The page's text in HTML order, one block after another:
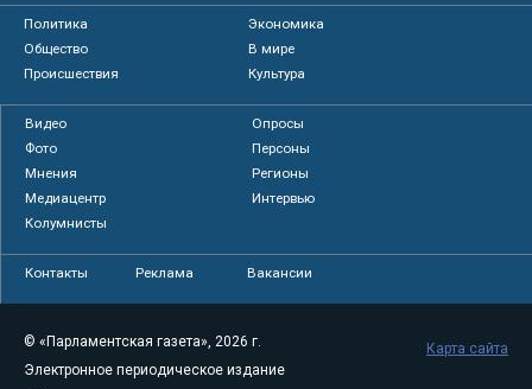
Политика
Экономика
Общество
В мире
Происшествия
Культура
Видео
Опросы
Фото
Персоны
Мнения
Регионы
Медиацентр
Интервью
Колумнисты
Контакты Реклама Вакансии
© «Парламентская газета», 2026 г.
Электронное периодическое издание
Карта сайта